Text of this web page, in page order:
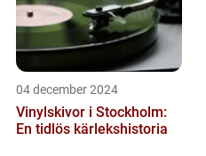
04 december 2024
Vinylskivor i Stockholm:
En tidlös kärlekshistoria